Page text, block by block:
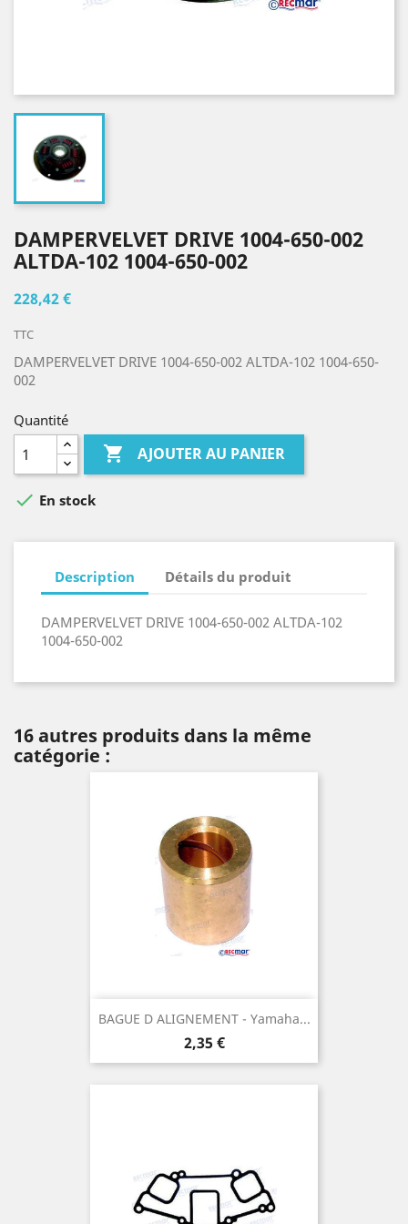
DAMPERVELVET DRIVE 1004-650-002
ALTDA-102 1004-650-002
228,42 €
TTC
DAMPERVELVET DRIVE 1004-650-002 ALTDA-102 1004-650-
002
Quantité
 AJOUTER AU PANIER
 En stock
Description Détails du produit
DAMPERVELVET DRIVE 1004-650-002 ALTDA-102
1004-650-002
16 autres produits dans la même
catégorie :
BAGUE D ALIGNEMENT - Yamaha...
Prix
2,35 €